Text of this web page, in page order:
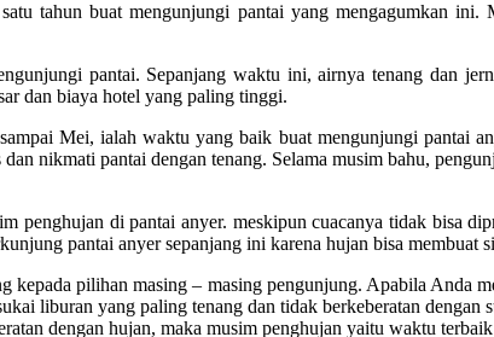
tahun buat mengunjungi pantai yang mengagumkan
pantai. Sepanjang waktu ini, airnya tenang dan
dan biaya hotel yang paling tinggi.
Mei, ialah waktu yang baik buat mengunjungi pantai
nikmati pantai dengan tenang. Selama musim bahu,
penghujan di pantai anyer. meskipun cuacanya tidak bisa
pantai anyer sepanjang ini karena hujan bisa membuat
kepada pilihan masing – masing pengunjung. Apabila Anda
liburan yang paling tenang dan tidak berkeberatan
dengan hujan, maka musim penghujan yaitu waktu